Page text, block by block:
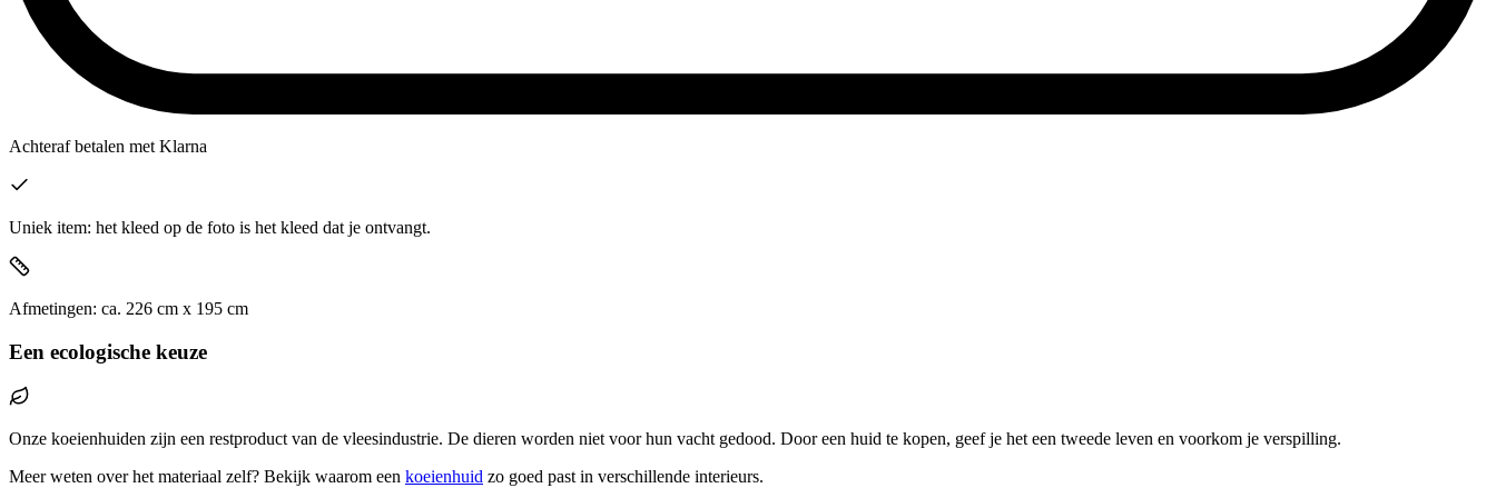
Achteraf betalen met Klarna
Uniek item: het kleed op de foto is het kleed dat je ontvangt.
Afmetingen: ca. 226 cm x 195 cm
Een ecologische keuze
Onze koeienhuiden zijn een restproduct van de vleesindustrie. De dieren worden niet voor hun vacht gedood. Door een huid te kopen, geef je het een tweede leven en voorkom je verspilling.
Meer weten over het materiaal zelf? Bekijk waarom een koeienhuid zo goed past in verschillende interieurs.